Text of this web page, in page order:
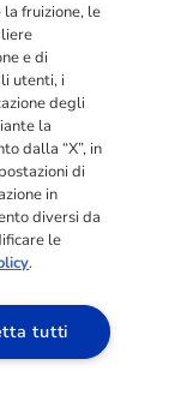
e Italia.
fruizione, le
e di
utenti, i
degli
la
dalla “X”, in
di
in
diversi da
le
.
tutti